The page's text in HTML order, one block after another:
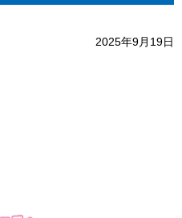
2025年9月19日